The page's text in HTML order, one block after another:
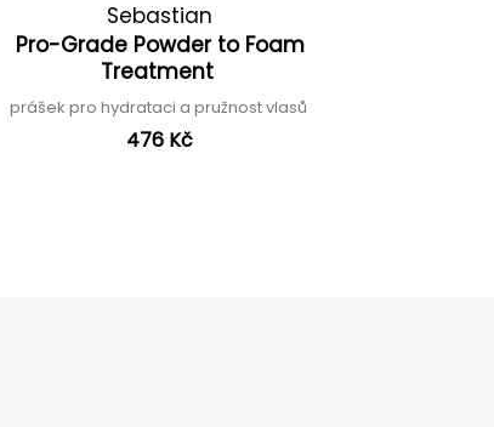
Sebastian
Pro-Grade Powder to Foam
Treatment
prášek pro hydrataci a pružnost vlasů
476 Kč